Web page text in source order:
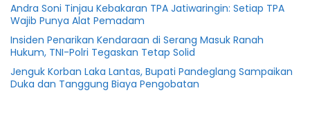
Andra Soni Tinjau Kebakaran TPA Jatiwaringin: Setiap TPA
Wajib Punya Alat Pemadam
Insiden Penarikan Kendaraan di Serang Masuk Ranah
Hukum, TNI-Polri Tegaskan Tetap Solid
Jenguk Korban Laka Lantas, Bupati Pandeglang Sampaikan
Duka dan Tanggung Biaya Pengobatan